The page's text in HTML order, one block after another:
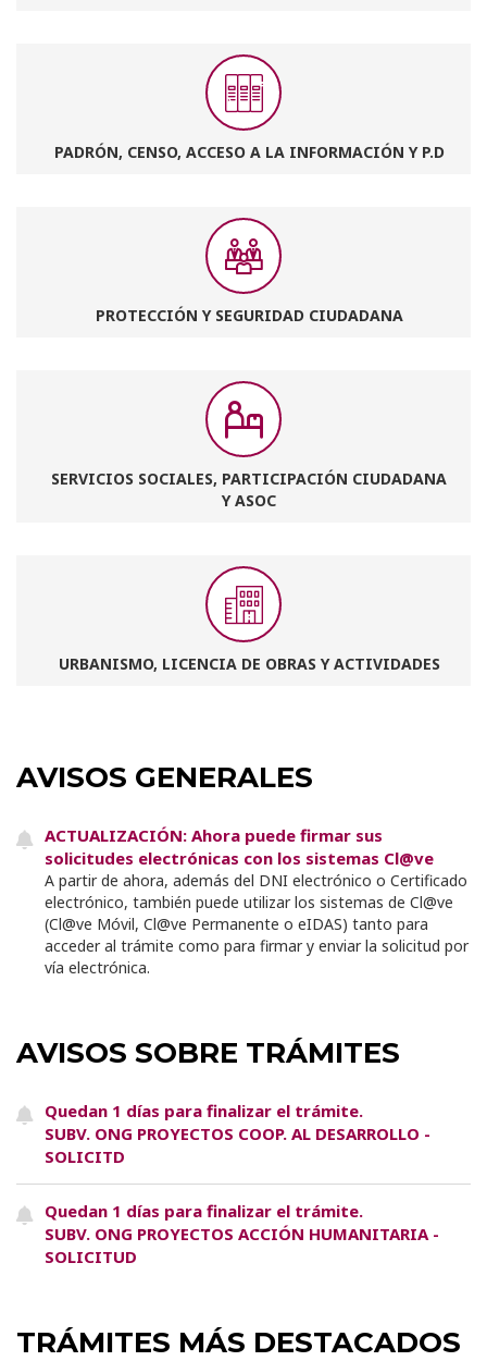
PADRÓN, CENSO, ACCESO A LA INFORMACIÓN Y P.D
PROTECCIÓN Y SEGURIDAD CIUDADANA
SERVICIOS SOCIALES, PARTICIPACIÓN CIUDADANA
Y ASOC
URBANISMO, LICENCIA DE OBRAS Y ACTIVIDADES
AVISOS GENERALES
ACTUALIZACIÓN: Ahora puede firmar sus
solicitudes electrónicas con los sistemas Cl@ve
A partir de ahora, además del DNI electrónico o Certificado
electrónico, también puede utilizar los sistemas de Cl@ve
(Cl@ve Móvil, Cl@ve Permanente o eIDAS) tanto para
acceder al trámite como para firmar y enviar la solicitud por
vía electrónica.
AVISOS SOBRE TRÁMITES
Quedan 1 días para finalizar el trámite.
SUBV. ONG PROYECTOS COOP. AL DESARROLLO -
SOLICITD
Quedan 1 días para finalizar el trámite.
SUBV. ONG PROYECTOS ACCIÓN HUMANITARIA -
SOLICITUD
TRÁMITES MÁS DESTACADOS